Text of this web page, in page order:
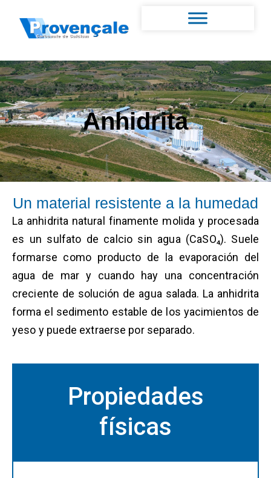
Anhidrita
Un material resistente a la humedad
La anhidrita natural finamente molida y procesada
es un sulfato de calcio sin agua (CaSO₄). Suele
formarse como producto de la evaporación del
agua de mar y cuando hay una concentración
creciente de solución de agua salada. La anhidrita
forma el sedimento estable de los yacimientos de
yeso y puede extraerse por separado.
Propiedades
físicas